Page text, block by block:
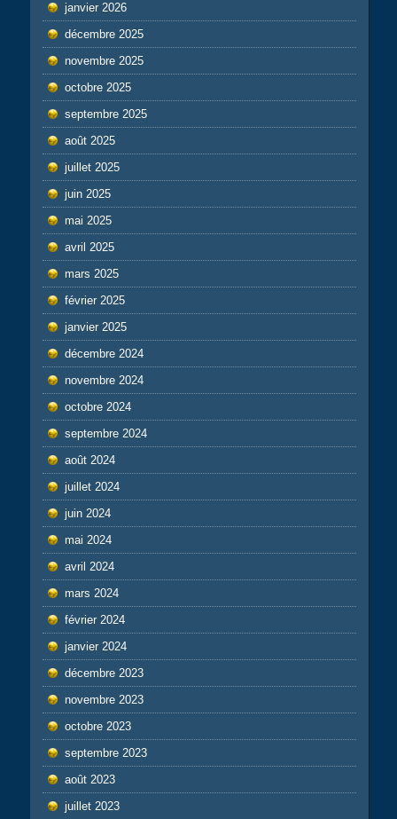
janvier 2026
décembre 2025
novembre 2025
octobre 2025
septembre 2025
août 2025
juillet 2025
juin 2025
mai 2025
avril 2025
mars 2025
février 2025
janvier 2025
décembre 2024
novembre 2024
octobre 2024
septembre 2024
août 2024
juillet 2024
juin 2024
mai 2024
avril 2024
mars 2024
février 2024
janvier 2024
décembre 2023
novembre 2023
octobre 2023
septembre 2023
août 2023
juillet 2023